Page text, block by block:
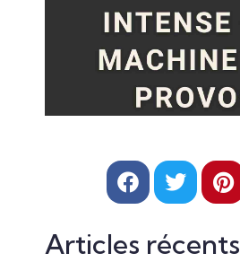
Articles récents